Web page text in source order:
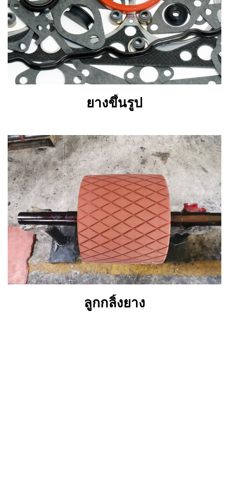
ยางขึ้นรูป
ลูกกลิ้งยาง